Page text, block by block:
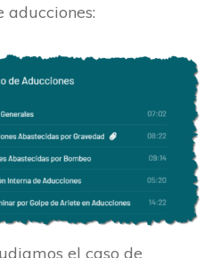
aducciones:
el caso de